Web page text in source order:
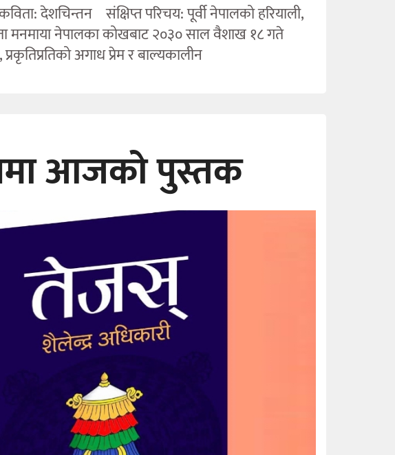
देशचिन्तन संक्षिप्त परिचय: पूर्वी नेपालको हरियाली,
मनमाया नेपालका कोखबाट २०३० साल वैशाख १८ गते
अगाध प्रेम र बाल्यकालीन
आजको पुस्तक